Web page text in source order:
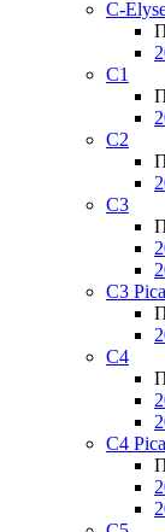
C-
C1
C2
C3
C3
C4
C4